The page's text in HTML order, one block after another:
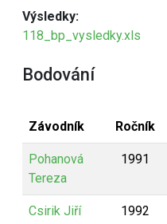
Výsledky:
118_bp_vysledky.xls
Bodování
Závodník Ročník
Pohanová
Tereza
1991
Csirik Jiří 1992